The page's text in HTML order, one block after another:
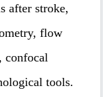
after stroke,
flow
confocal
tools.